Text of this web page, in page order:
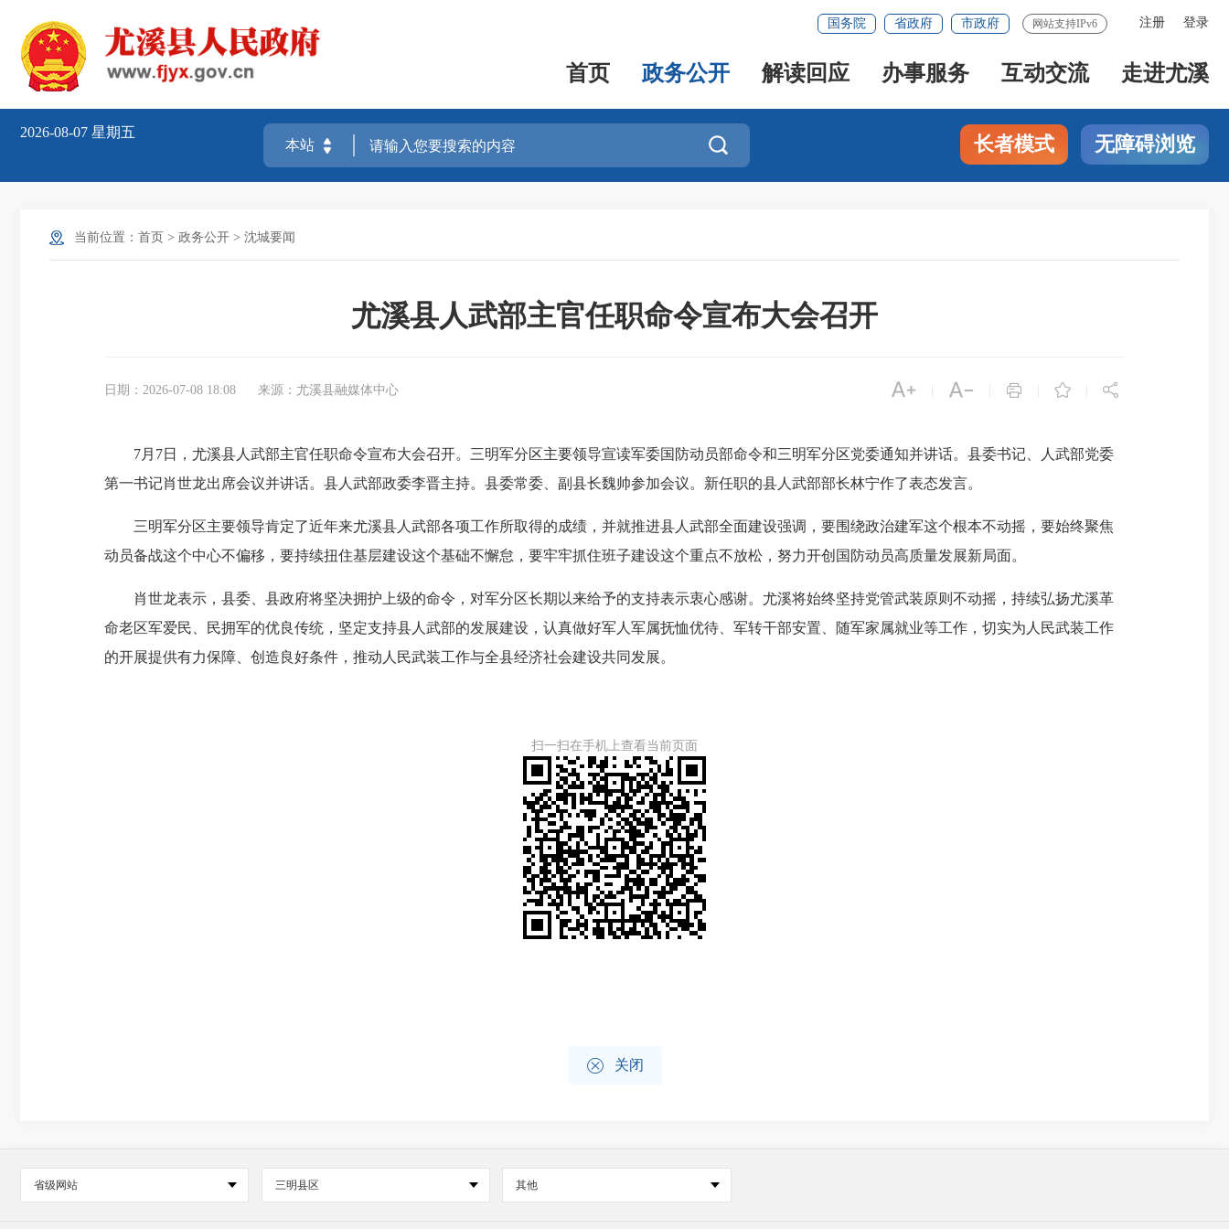
注册 登录
国务院 省政府 市政府 网站支持IPv6
首页 政务公开 解读回应 办事服务 互动交流 走进尤溪
2026-08-07 星期五
 长者模式 无障碍浏览
当前位置： 首页 > 政务公开 > 沈城要闻
尤溪县人武部主官任职命令宣布大会召开
日期：2026-07-08 18:08 来源：尤溪县融媒体中心     
7月7日，尤溪县人武部主官任职命令宣布大会召开。三明军分区主要领导宣读军委国防动员部命令和三明军分区党委通知并讲话。县委书记、人武部党委
第一书记肖世龙出席会议并讲话。县人武部政委李晋主持。县委常委、副县长魏帅参加会议。新任职的县人武部部长林宁作了表态发言。
三明军分区主要领导肯定了近年来尤溪县人武部各项工作所取得的成绩，并就推进县人武部全面建设强调，要围绕政治建军这个根本不动摇，要始终聚焦
动员备战这个中心不偏移，要持续扭住基层建设这个基础不懈怠，要牢牢抓住班子建设这个重点不放松，努力开创国防动员高质量发展新局面。
肖世龙表示，县委、县政府将坚决拥护上级的命令，对军分区长期以来给予的支持表示衷心感谢。尤溪将始终坚持党管武装原则不动摇，持续弘扬尤溪革
命老区军爱民、民拥军的优良传统，坚定支持县人武部的发展建设，认真做好军人军属抚恤优待、军转干部安置、随军家属就业等工作，切实为人民武装工作
的开展提供有力保障、创造良好条件，推动人民武装工作与全县经济社会建设共同发展。
扫一扫在手机上查看当前页面
 关闭
省级网站 三明县区 其他